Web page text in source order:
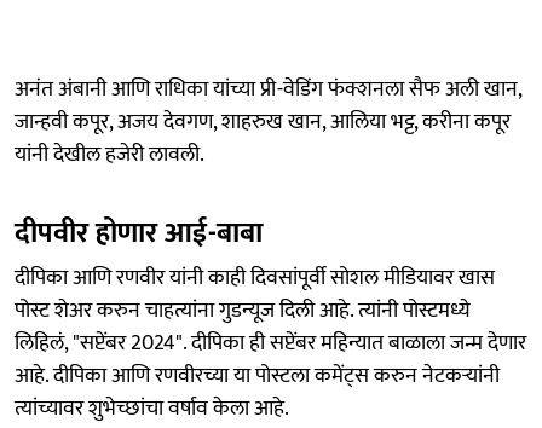
अनंत अंबानी आणि राधिका यांच्या प्री-वेडिंग फंक्शनला सैफ अली खान,
जान्हवी कपूर, अजय देवगण, शाहरुख खान, आलिया भट्ट, करीना कपूर
यांनी देखील हजेरी लावली.
दीपवीर होणार आई-बाबा
दीपिका आणि रणवीर यांनी काही दिवसांपूर्वी सोशल मीडियावर खास
पोस्ट शेअर करुन चाहत्यांना गुडन्यूज दिली आहे. त्यांनी पोस्टमध्ये
लिहिलं, "सप्टेंबर 2024". दीपिका ही सप्टेंबर महिन्यात बाळाला जन्म देणार
आहे. दीपिका आणि रणवीरच्या या पोस्टला कमेंट्स करुन नेटकऱ्यांनी
त्यांच्यावर शुभेच्छांचा वर्षाव केला आहे.